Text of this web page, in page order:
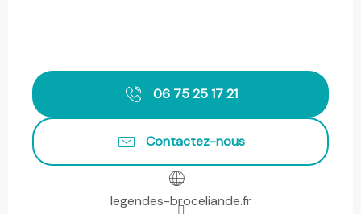
06 75 25 17 21
Contactez-nous
legendes-broceliande.fr